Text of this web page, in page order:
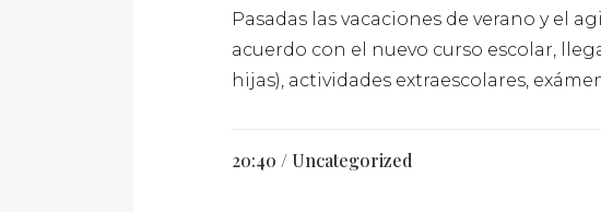
Pasadas las vacaciones de verano y el
acuerdo con el nuevo curso escolar,
hijas), actividades extraescolares,
20:40 / Uncategorized